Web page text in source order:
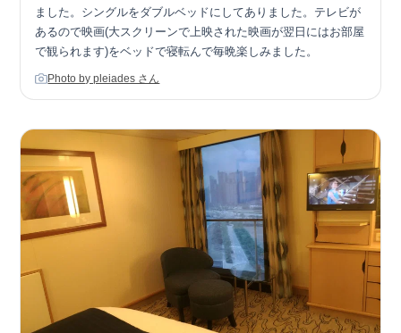
ました。シングルをダブルベッドにしてありました。テレビが
あるので映画(大スクリーンで上映された映画が翌日にはお部屋
で観られます)をベッドで寝転んで毎晩楽しみました。
Photo by pleiades さん